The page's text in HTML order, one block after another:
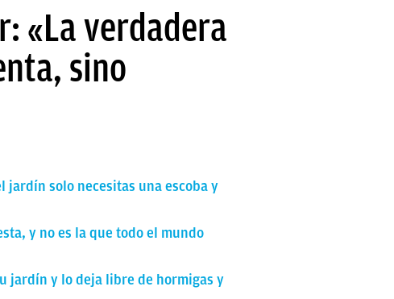
«La verdadera
sino
solo necesitas una escoba y
y no es la que todo el mundo
jardín y lo deja libre de hormigas y